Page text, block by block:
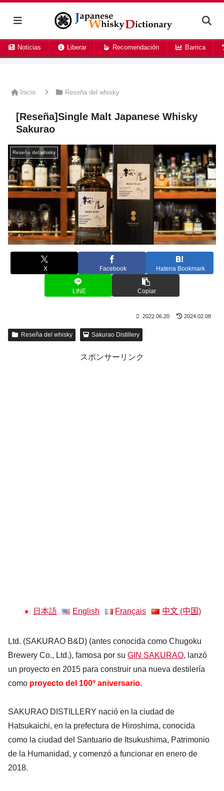
Noticias Liberar Recomendación Barrica
Inicio Reseña del whisky
[Reseña]Single Malt Japanese Whisky
Sakurao
Reseña del whisky
X Facebook Hatena Bookmark
LINE Copiar
2022.06.20 2024.02.08
Reseña del whisky Sakurao Distillery
スポンサーリンク
日本語 English Français 中文 (中国)
Ltd. (SAKURAO B&D) (antes conocida como Chugoku
Brewery Co., Ltd.), famosa por su GIN SAKURAO, lanzó
un proyecto en 2015 para construir una nueva destilería
como proyecto del 100º aniversario.
SAKURAO DISTILLERY nació en la ciudad de
Hatsukaichi, en la prefectura de Hiroshima, conocida
como la ciudad del Santuario de Itsukushima, Patrimonio
de la Humanidad, y comenzó a funcionar en enero de
2018.